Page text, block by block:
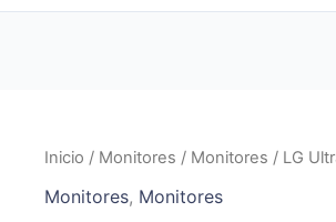
Inicio / Monitores / Monitores / LG
Monitores, Monitores